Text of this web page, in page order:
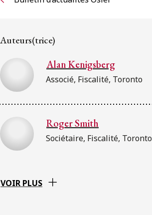
Auteurs(trice)
Alan Kenigsberg
Associé, Fiscalité, Toronto
Roger Smith
Sociétaire, Fiscalité, Toronto
VOIR PLUS